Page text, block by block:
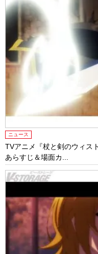
ニュース
TVアニメ『杖と剣のウィス
あらすじ＆場面カ...